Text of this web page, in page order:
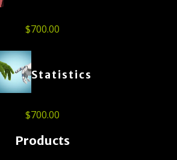
$700.00
Statistics
$700.00
Products